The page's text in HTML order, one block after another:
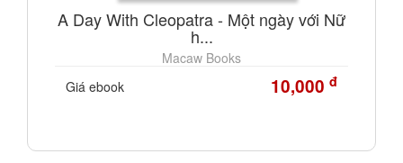
A Day With Cleopatra - Một ngày với Nữ
h...
Macaw Books
Giá ebook
10,000 đ